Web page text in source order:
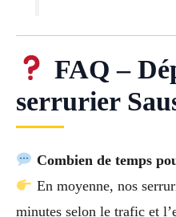
FAQ –
serrurier
Combien de temps
En moyenne, nos
minutes selon le trafic et